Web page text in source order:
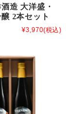
造 大洋盛・
2本セット
¥3,970(税込)